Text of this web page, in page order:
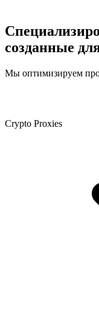
созданные
Мы оптимизируем
Crypto Proxies